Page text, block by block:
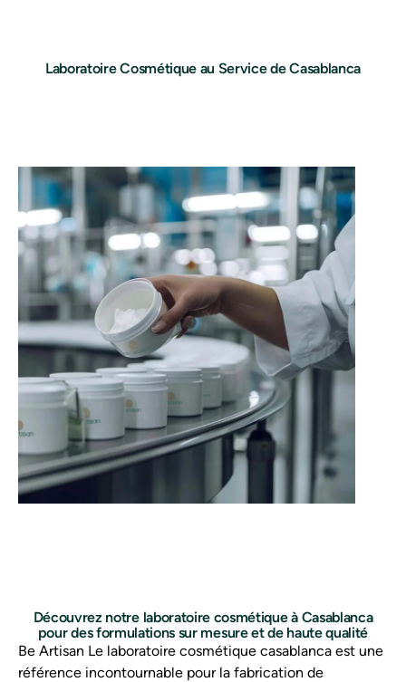
Laboratoire Cosmétique au Service de Casablanca
Découvrez notre laboratoire cosmétique à Casablanca
pour des formulations sur mesure et de haute qualité
Be Artisan Le laboratoire cosmétique casablanca est une
référence incontournable pour la fabrication de